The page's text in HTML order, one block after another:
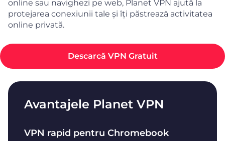
online sau navighezi pe web, Planet VPN ajută la
protejarea conexiunii tale și îți păstrează activitatea
online privată.
Descarcă VPN Gratuit
Avantajele Planet VPN
VPN rapid pentru Chromebook